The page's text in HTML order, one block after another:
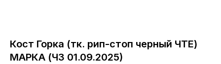
Кост Горка (тк. рип-стоп черный ЧТЕ)
МАРКА (ЧЗ 01.09.2025)